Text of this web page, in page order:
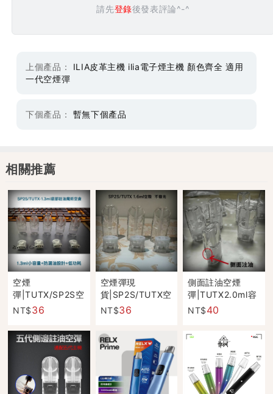
請先登錄後發表評論^-^
上個產品：
ILIA皮革主機 ilia電子煙主機 顏色齊全 適用
一代空煙彈
下個產品： 暫無下個產品
相關推薦
空煙
彈|TUTX/SP2S空
殼|不漏油不發光
體積容量
NT$36
空煙彈現
貨|SP2S/TUTX空
殼1.6ml容量|不漏
不发光
NT$36
側面註油空煙
彈|TUTX2.0ml容
量空殼|白座不漏
NT$40